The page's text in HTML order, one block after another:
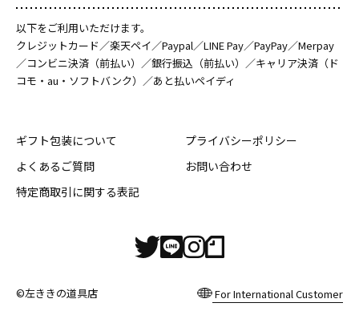
以下をご利用いただけます。
クレジットカード／楽天ペイ／Paypal／LINE Pay／PayPay／Merpay
／コンビニ決済（前払い）／銀行振込（前払い）／キャリア決済（ド
コモ・au・ソフトバンク）／あと払いペイディ
ギフト包装について
よくあるご質問
特定商取引に関する表記
プライバシーポリシー
お問い合わせ
©左ききの道具店 For International Customer